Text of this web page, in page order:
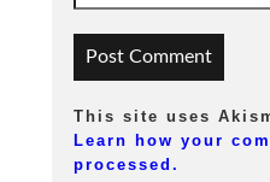
This site uses
Learn how your
processed.